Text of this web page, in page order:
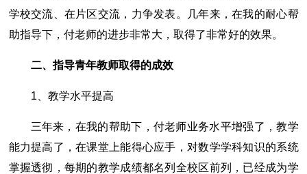
学校交流、在片区交流，力争发表。几年来，在我的耐心帮
助指导下，付老师的进步非常大，取得了非常好的效果。
二、指导青年教师取得的成效
1、教学水平提高
三年来，在我的帮助下，付老师业务水平增强了，教学
能力提高了，在课堂上能得心应手，对数学学科知识的系统
掌握透彻，每期的教学成绩都名列全校区前列，已经成为学